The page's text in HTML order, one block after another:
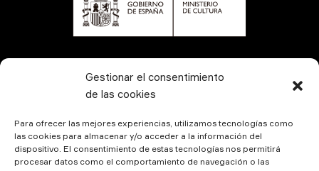
Gestionar el consentimiento
de las cookies
Para ofrecer las mejores experiencias, utilizamos tecnologías como
las cookies para almacenar y/o acceder a la información del
dispositivo. El consentimiento de estas tecnologías nos permitirá
procesar datos como el comportamiento de navegación o las